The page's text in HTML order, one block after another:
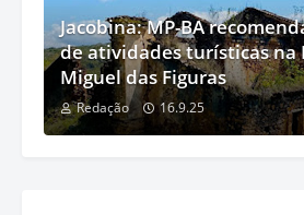
Jacobina: MP-BA
de atividades turísticas na
Miguel das Figuras
Redação 16.9.25